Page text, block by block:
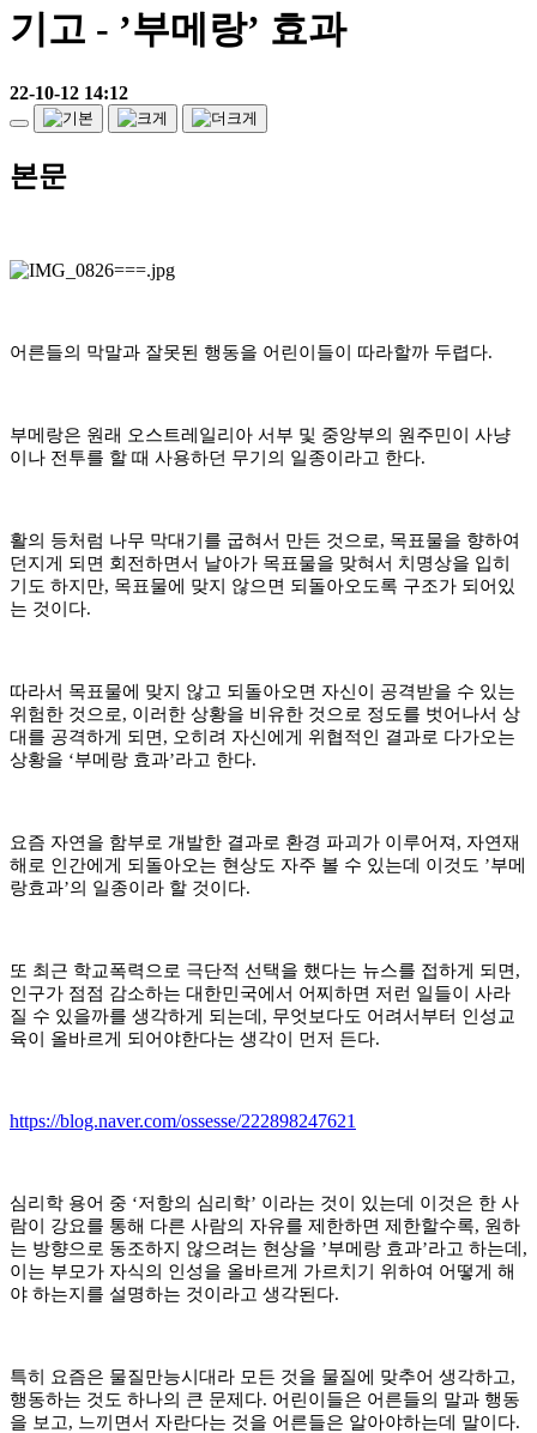
기고 - ’부메랑’ 효과
22-10-12 14:12
본문
어른들의 막말과 잘못된 행동을 어린이들이 따라할까 두렵다.
부메랑은 원래 오스트레일리아 서부 및 중앙부의 원주민이 사냥
이나 전투를 할 때 사용하던 무기의 일종이라고 한다.
활의 등처럼 나무 막대기를 굽혀서 만든 것으로, 목표물을 향하여
던지게 되면 회전하면서 날아가 목표물을 맞혀서 치명상을 입히
기도 하지만, 목표물에 맞지 않으면 되돌아오도록 구조가 되어있
는 것이다.
따라서 목표물에 맞지 않고 되돌아오면 자신이 공격받을 수 있는
위험한 것으로, 이러한 상황을 비유한 것으로 정도를 벗어나서 상
대를 공격하게 되면, 오히려 자신에게 위협적인 결과로 다가오는
상황을 ‘부메랑 효과’라고 한다.
요즘 자연을 함부로 개발한 결과로 환경 파괴가 이루어져, 자연재
해로 인간에게 되돌아오는 현상도 자주 볼 수 있는데 이것도 ’부메
랑효과’의 일종이라 할 것이다.
또 최근 학교폭력으로 극단적 선택을 했다는 뉴스를 접하게 되면,
인구가 점점 감소하는 대한민국에서 어찌하면 저런 일들이 사라
질 수 있을까를 생각하게 되는데, 무엇보다도 어려서부터 인성교
육이 올바르게 되어야한다는 생각이 먼저 든다.
https://blog.naver.com/ossesse/222898247621
심리학 용어 중 ‘저항의 심리학’ 이라는 것이 있는데 이것은 한 사
람이 강요를 통해 다른 사람의 자유를 제한하면 제한할수록, 원하
는 방향으로 동조하지 않으려는 현상을 ’부메랑 효과’라고 하는데,
이는 부모가 자식의 인성을 올바르게 가르치기 위하여 어떻게 해
야 하는지를 설명하는 것이라고 생각된다.
특히 요즘은 물질만능시대라 모든 것을 물질에 맞추어 생각하고,
행동하는 것도 하나의 큰 문제다. 어린이들은 어른들의 말과 행동
을 보고, 느끼면서 자란다는 것을 어른들은 알아야하는데 말이다.